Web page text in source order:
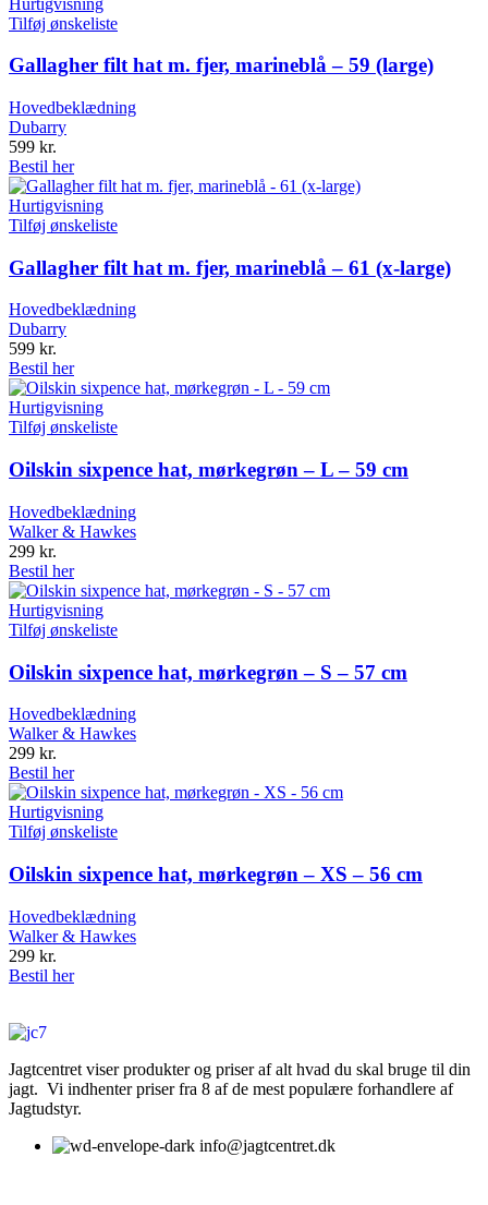
Tilføj ønskeliste
Gallagher filt hat m. fjer, marineblå – 59 (large)
Hovedbeklædning
Dubarry
599 kr.
Bestil her
Hurtigvisning
Tilføj ønskeliste
Gallagher filt hat m. fjer, marineblå – 61 (x-large)
Hovedbeklædning
Dubarry
599 kr.
Bestil her
Hurtigvisning
Tilføj ønskeliste
Oilskin sixpence hat, mørkegrøn – L – 59 cm
Hovedbeklædning
Walker & Hawkes
299 kr.
Bestil her
Hurtigvisning
Tilføj ønskeliste
Oilskin sixpence hat, mørkegrøn – S – 57 cm
Hovedbeklædning
Walker & Hawkes
299 kr.
Bestil her
Hurtigvisning
Tilføj ønskeliste
Oilskin sixpence hat, mørkegrøn – XS – 56 cm
Hovedbeklædning
Walker & Hawkes
299 kr.
Bestil her
Jagtcentret viser produkter og priser af alt hvad du skal bruge til din
jagt. Vi indhenter priser fra 8 af de mest populære forhandlere af
Jagtudstyr.
info@jagtcentret.dk